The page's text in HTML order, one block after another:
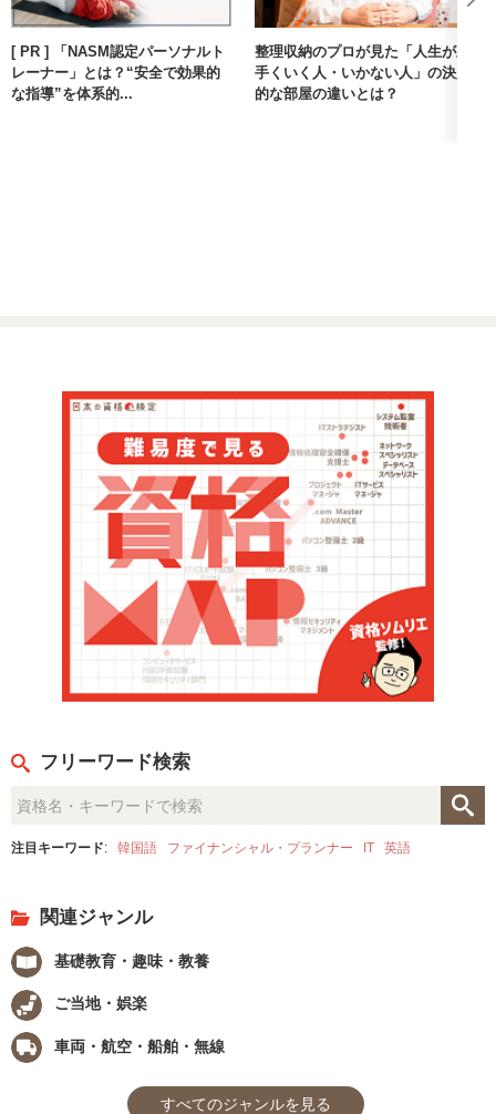
[ PR ] 「NASM認定パーソナルト
レーナー」とは？“安全で効果的
な指導”を体系的...
整理収納のプロが見た「人生が上
手くいく人・いかない人」の決定
的な部屋の違いとは？
フリーワード検索
注目キーワード: 韓国語 ファイナンシャル・プランナー IT 英語
関連ジャンル
基礎教育・趣味・教養
ご当地・娯楽
車両・航空・船舶・無線
すべてのジャンルを見る